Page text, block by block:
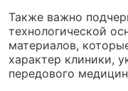
Также важно
технологической
материалов,
характер клиники,
передового